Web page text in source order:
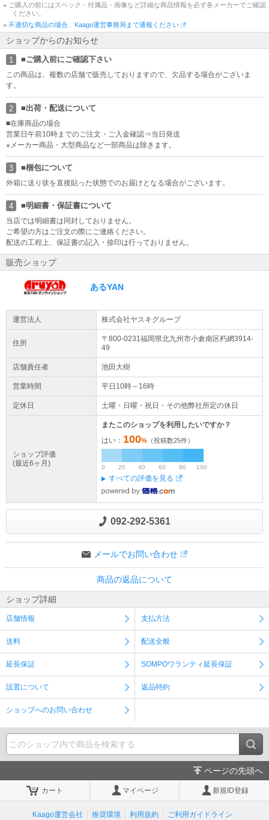
銀行振込のお支払期日につきまして
銀行振込のご注文におきまして、お支払期日をご注文日から3日とさ
せていただいております。なお、お支払期日が当店の店休日と重な
った場合、当店の翌営業日に着金確認をさせていただきますので宜
しくお願い致します
領収書のご発行につきまして
領収書につきまして、誠に恐れ入りますが、当店では商品同梱での
ご発行は承っておりませんので、予めご了承いただけますよう、何
卒よろしくお願い申し上げます。
インボイス制度への対応について
当店では、適格請求書として領収書、納品書、請求書の発行が可能
です。 領収書は商品の出荷後にURLより発行ください。※代金引換
を除く https://kaago.com/order/receipt/
ラッピング・熨斗のサービスにつきまして
ラッピング・熨斗のサービスにつきまして、誠に申し訳ございませ
んが、 当店では承っておりませんので、予めご了承いただけますよ
う、何卒よろしくお願い申し上げます。
商品について
当店の商品はすべて新品商品です。
配送業者との契約の都合上、 現在、家電引取/回収サービスを休止さ
ただけますようよろしくお願い申し上げます。
※ ご購入の前にはスペック・付属品・画像など詳細な商品情報を必ず各メーカーでご確認
ください。
※ 不適切な商品の場合、Kaago運営事務局まで通報ください
ショップからのお知らせ
1 ■ご購入前にご確認下さい
この商品は、複数の店舗で販売しておりますので、欠品する場合がございま
す。
2 ■出荷・配送について
■在庫商品の場合
営業日午前10時までのご注文・ご入金確認⇒当日発送
※メーカー商品・大型商品など一部商品は除きます。
3 ■梱包について
外箱に送り状を直接貼った状態でのお届けとなる場合がございます。
4 ■明細書・保証書について
当店では明細書は同封しておりません。
ご希望の方はご注文の際にご連絡ください。
配送の工程上、保証書の記入・捺印は行っておりません。
販売ショップ
あるYAN
運営法人 株式会社ヤスキグループ
住所 〒800-0231福岡県北九州市小倉南区朽網3914-
49
店舗責任者 池田大樹
営業時間 平日10時～16時
定休日 土曜・日曜・祝日・その他弊社所定の休日
ショップ評価
(最近6ヶ月)
またこのショップを利用したいですか？
はい： 100% （投稿数25件）
0 20 40 60 80 100
すべての評価を見る
092-292-5361
メールでお問い合わせ
商品の返品について
ショップ詳細
店舗情報 支払方法
送料 配送全般
延長保証 SOMPOワランティ延長保証
設置について 返品特約
ショップへのお問い合わせ
ページの先頭へ
カート マイページ 新規ID登録
Kaago運営会社 推奨環境 利用規約 ご利用ガイドライン